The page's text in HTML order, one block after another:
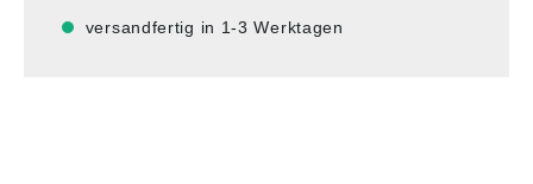
versandfertig in 1-3 Werktagen